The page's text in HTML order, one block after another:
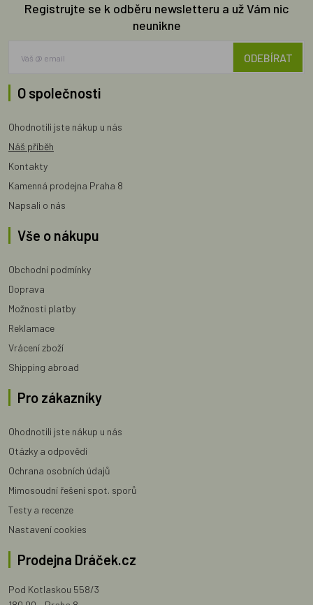
Registrujte se k odběru newsletteru a už Vám nic
neunikne
ODEBÍRAT
O společnosti
Ohodnotili jste nákup u nás
Náš příběh
Kontakty
Kamenná prodejna Praha 8
Napsali o nás
Vše o nákupu
Obchodní podmínky
Doprava
Možnosti platby
Reklamace
Vrácení zboží
Shipping abroad
Pro zákazníky
Ohodnotili jste nákup u nás
Otázky a odpovědi
Ochrana osobních údajů
Mimosoudní řešení spot. sporů
Testy a recenze
Nastavení cookies
Prodejna Dráček.cz
Pod Kotlaskou 558/3